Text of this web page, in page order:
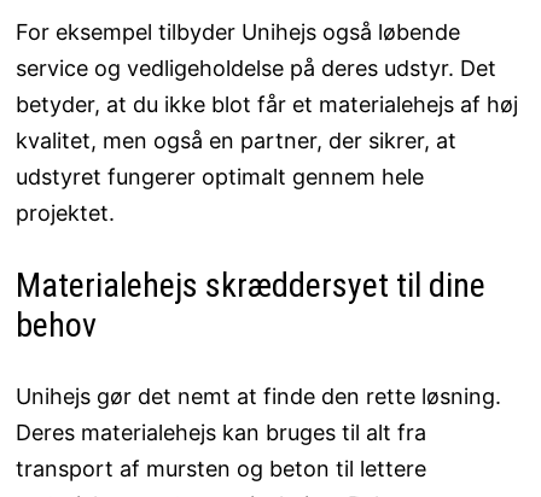
For eksempel tilbyder Unihejs også løbende
service og vedligeholdelse på deres udstyr. Det
betyder, at du ikke blot får et materialehejs af høj
kvalitet, men også en partner, der sikrer, at
udstyret fungerer optimalt gennem hele
projektet.
Materialehejs skræddersyet til dine
behov
Unihejs gør det nemt at finde den rette løsning.
Deres materialehejs kan bruges til alt fra
transport af mursten og beton til lettere